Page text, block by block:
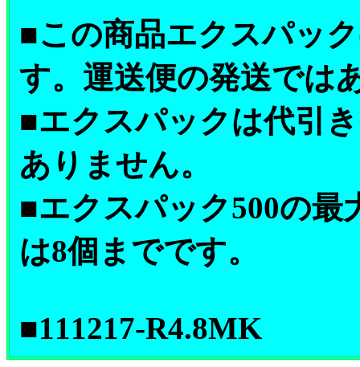
■この商品エクスパッ
す。運送便の発送では
■エクスパックは代引
ありません。
■エクスパック500の最
は8個までです。
■111217-R4.8MK